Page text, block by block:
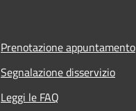
Prenotazione appuntamento
Segnalazione disservizio
Leggi le FAQ